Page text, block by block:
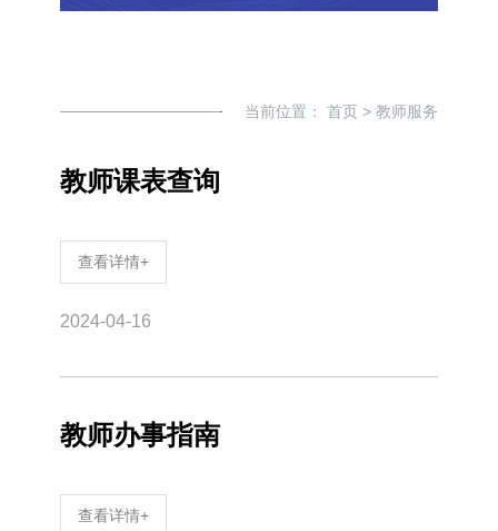
当前位置：首页>教师服务
教师课表查询
查看详情+
2024-04-16
教师办事指南
查看详情+